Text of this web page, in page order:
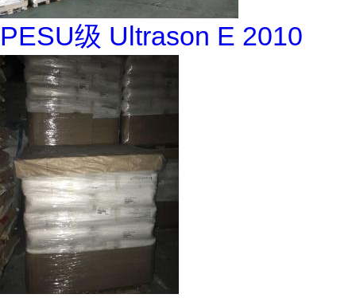
PESU级 Ultrason E 2010